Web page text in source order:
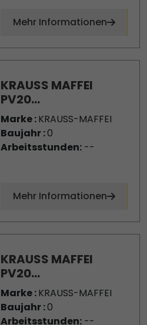
Mehr Informationen
KRAUSS MAFFEI
PV20...
Marke :KRAUSS-MAFFEI
Baujahr :0
Arbeitsstunden:--
Mehr Informationen
KRAUSS MAFFEI
PV20...
Marke :KRAUSS-MAFFEI
Baujahr :0
Arbeitsstunden:--